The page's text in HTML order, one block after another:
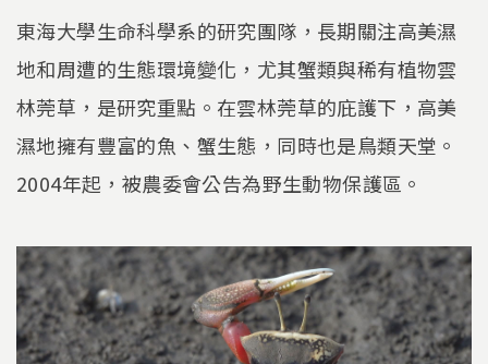
東海大學生命科學系的研究團隊，長期關注高美濕
地和周遭的生態環境變化，尤其蟹類與稀有植物雲
林莞草，是研究重點。在雲林莞草的庇護下，高美
濕地擁有豐富的魚、蟹生態，同時也是鳥類天堂。
2004年起，被農委會公告為野生動物保護區。